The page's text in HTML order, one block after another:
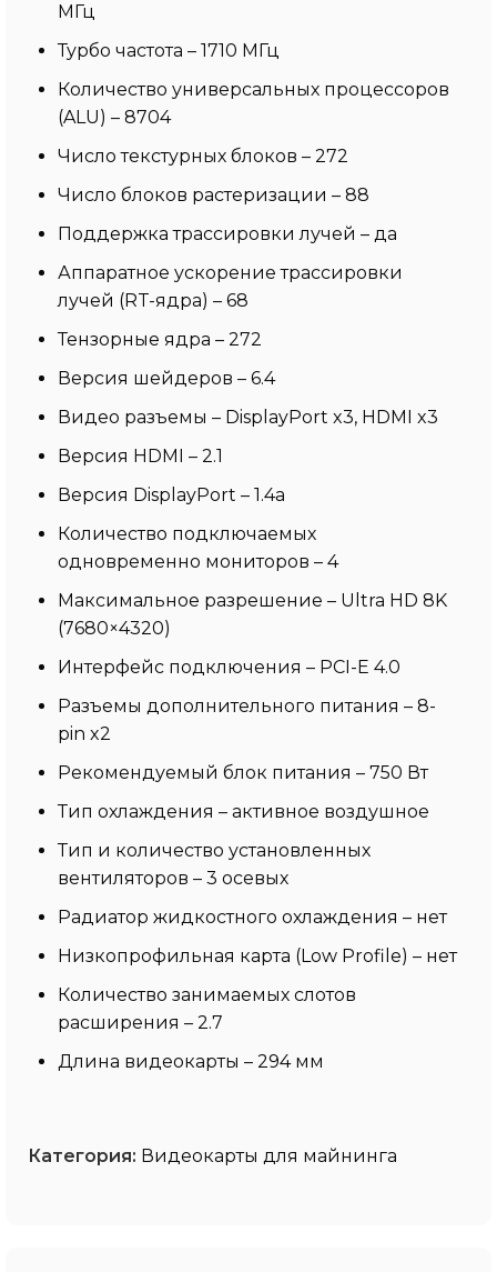
МГц
Турбо частота – 1710 МГц
Количество универсальных процессоров
(ALU) – 8704
Число текстурных блоков – 272
Число блоков растеризации – 88
Поддержка трассировки лучей – да
Аппаратное ускорение трассировки
лучей (RT-ядра) – 68
Тензорные ядра – 272
Версия шейдеров – 6.4
Видео разъемы – DisplayPort x3, HDMI x3
Версия HDMI – 2.1
Версия DisplayPort – 1.4a
Количество подключаемых
одновременно мониторов – 4
Максимальное разрешение – Ultra HD 8K
(7680×4320)
Интерфейс подключения – PCI-E 4.0
Разъемы дополнительного питания – 8-
pin x2
Рекомендуемый блок питания – 750 Вт
Тип охлаждения – активное воздушное
Тип и количество установленных
вентиляторов – 3 осевых
Радиатор жидкостного охлаждения – нет
Низкопрофильная карта (Low Profile) – нет
Количество занимаемых слотов
расширения – 2.7
Длина видеокарты – 294 мм
Категория: Видеокарты для майнинга